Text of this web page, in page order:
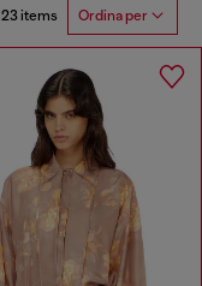
23 items Ordina per